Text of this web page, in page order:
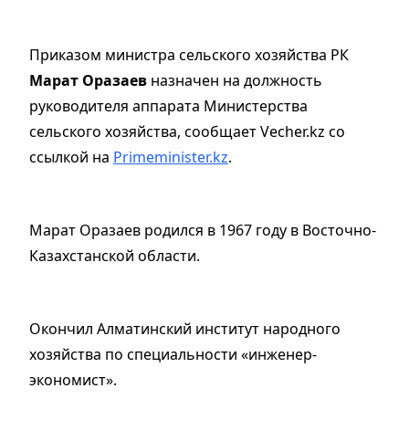
Приказом министра сельского хозяйства РК
Марат Оразаев назначен на должность
руководителя аппарата Министерства
сельского хозяйства, сообщает Vecher.kz со
ссылкой на Primeminister.kz.
Марат Оразаев родился в 1967 году в Восточно-
Казахстанской области.
Окончил Алматинский институт народного
хозяйства по специальности «инженер-
экономист».